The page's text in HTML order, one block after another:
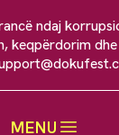
MENU
ndaj
keqpërdorim